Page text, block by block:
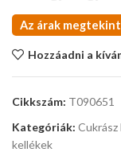
Az árak
Hozzáadni a
Cikkszám: T090651
Kategóriák:
kellékek